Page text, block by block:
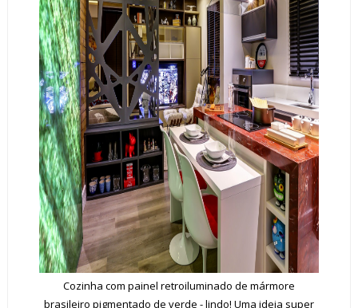
Cozinha com painel retroiluminado de mármore
brasileiro pigmentado de verde - lindo! Uma ideia super